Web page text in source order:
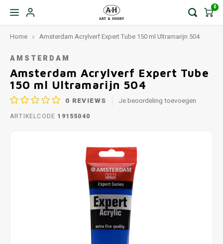
0
Home Amsterdam Acrylverf Expert Tube 150 ml Ultramarijn 504
AMSTERDAM
Amsterdam Acrylverf Expert Tube
150 ml Ultramarijn 504
0 REVIEWS Je beoordeling toevoegen
ARTIKELCODE 19155040